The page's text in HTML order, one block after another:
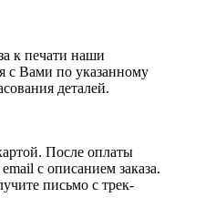
к печати наши
с Вами по указанному
деталей.
После оплаты
с описанием заказа.
письмо с трек-